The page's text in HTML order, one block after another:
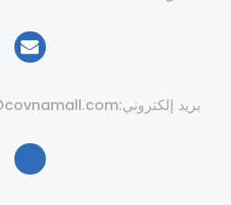
بريد إلكتروني: